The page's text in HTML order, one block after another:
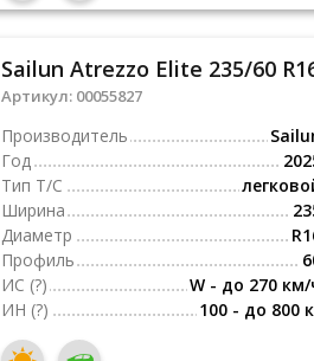
Sailun Atrezzo Elite 235/60
Артикул: 00055827
Производитель
Год
Тип Т/С
Ширина
Диаметр
Профиль
ИС (?)
W - до 270 км/
ИН (?) 100 - до 800